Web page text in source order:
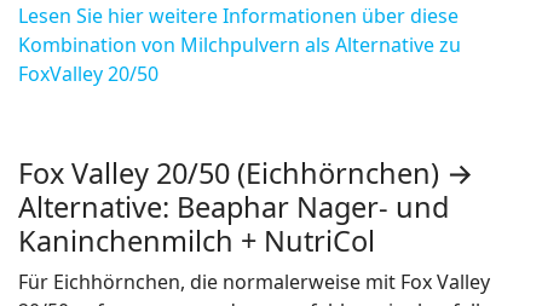
Lesen Sie hier weitere Informationen über diese
Kombination von Milchpulvern als Alternative zu
FoxValley 20/50
Fox Valley 20/50 (Eichhörnchen) →
Alternative: Beaphar Nager- und
Kaninchenmilch + NutriCol
Für Eichhörnchen, die normalerweise mit Fox Valley